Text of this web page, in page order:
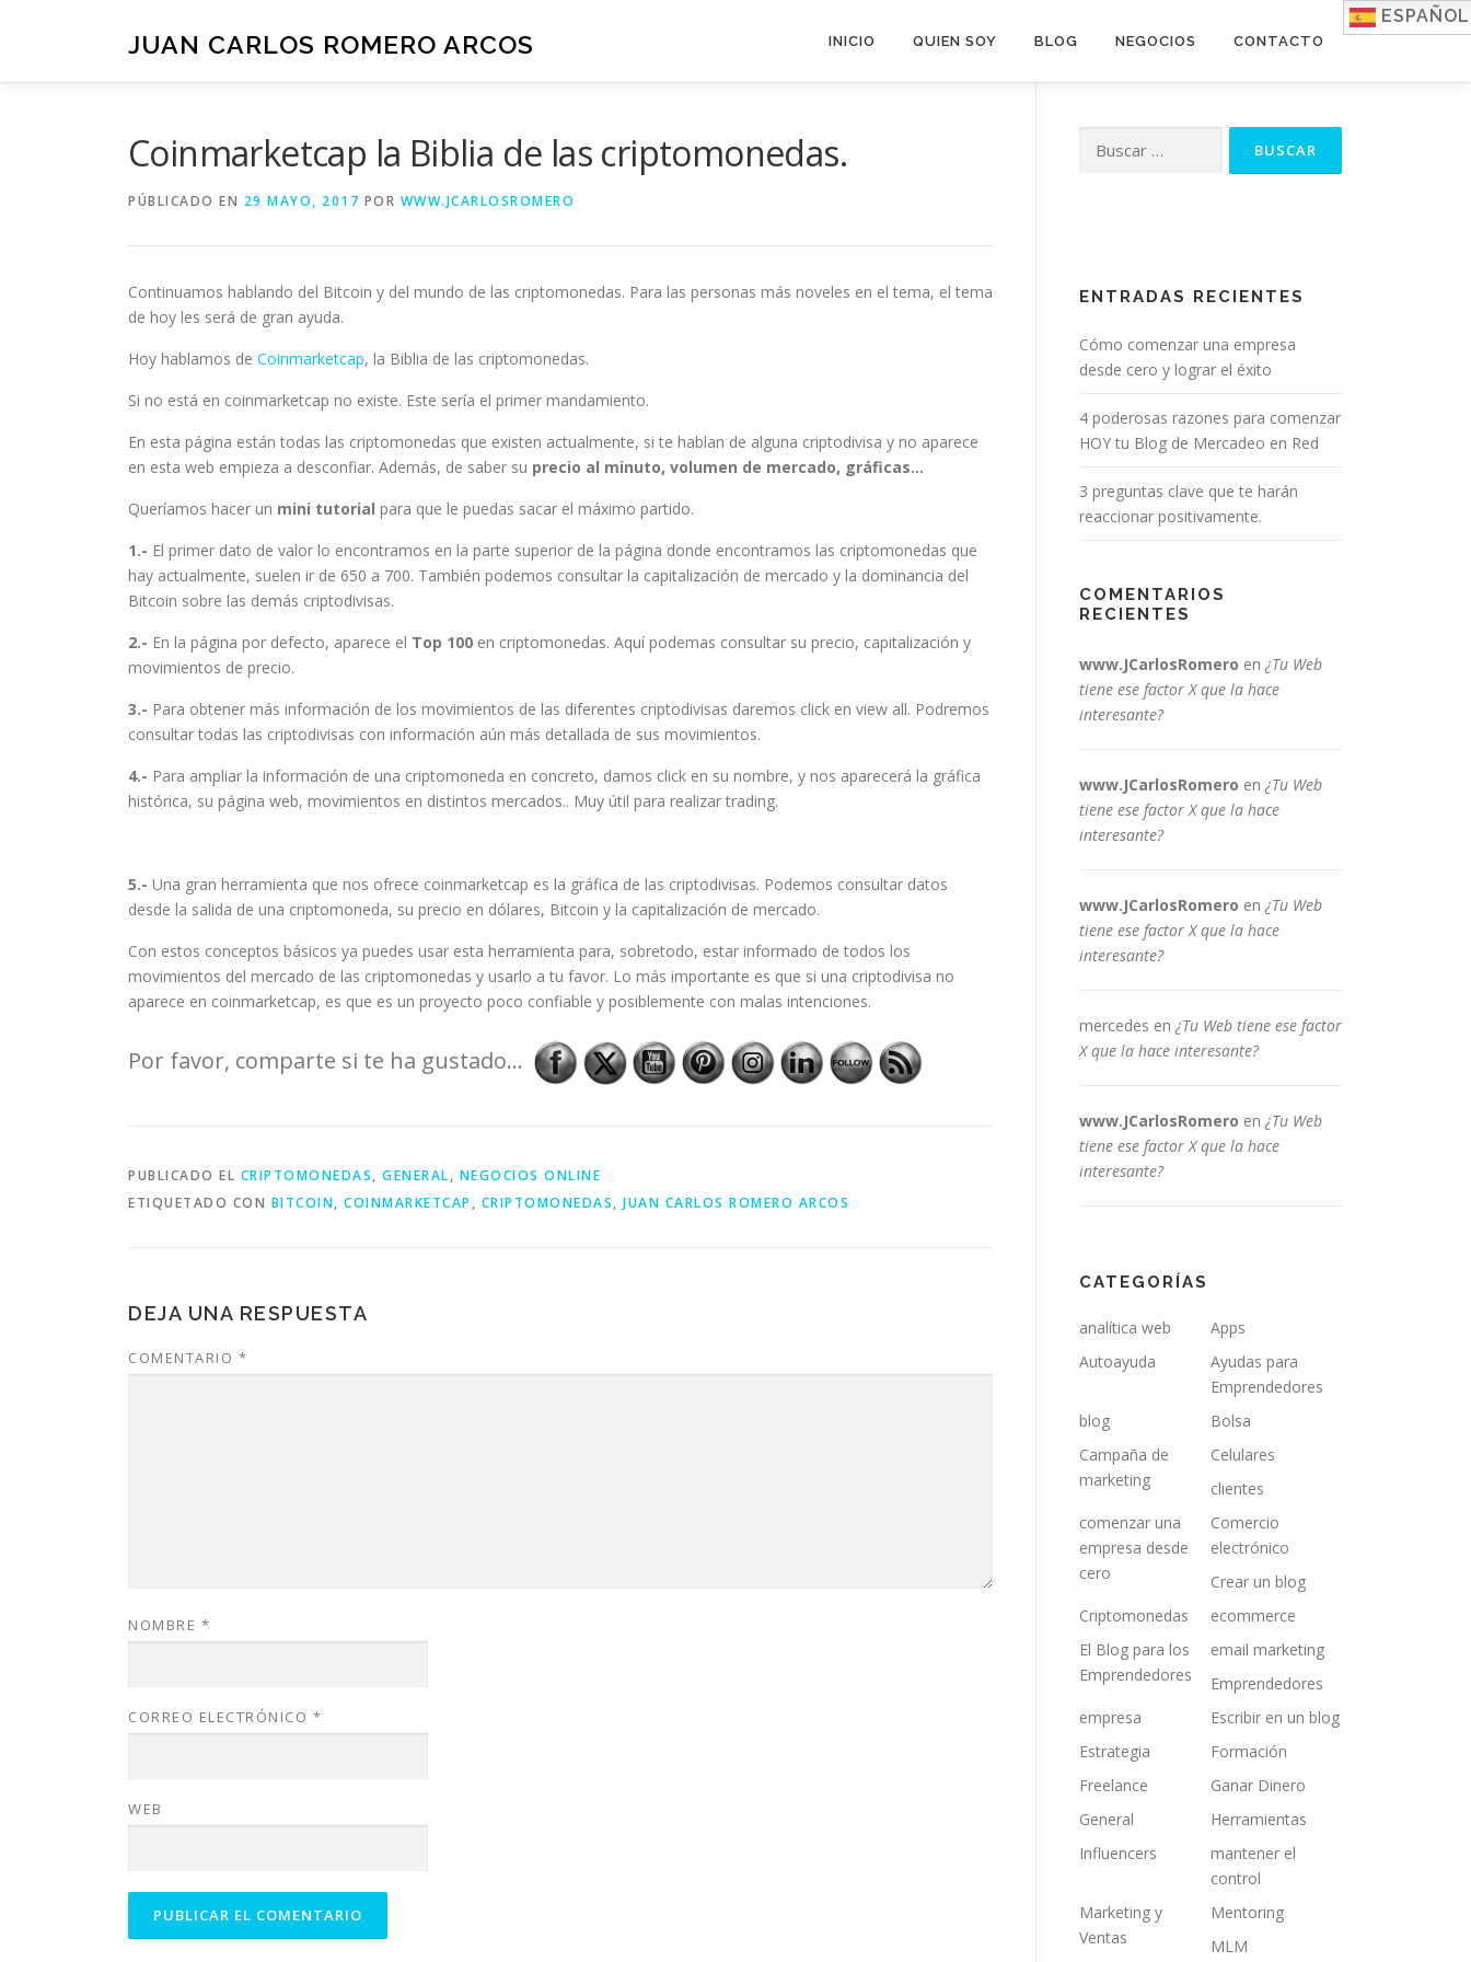
JUAN CARLOS ROMERO ARCOS INICIO QUIEN SOY BLOG NEGOCIOS CONTACTO
ESPAÑOL
Coinmarketcap la Biblia de las criptomonedas.
PÚBLICADO EN 29 MAYO, 2017 POR WWW.JCARLOSROMERO
Continuamos hablando del Bitcoin y del mundo de las criptomonedas. Para las personas más noveles en el tema, el tema
de hoy les será de gran ayuda.
Hoy hablamos de Coinmarketcap, la Biblia de las criptomonedas.
Si no está en coinmarketcap no existe. Este sería el primer mandamiento.
En esta página están todas las criptomonedas que existen actualmente, si te hablan de alguna criptodivisa y no aparece
en esta web empieza a desconfiar. Además, de saber su precio al minuto, volumen de mercado, gráficas…
Queríamos hacer un mini tutorial para que le puedas sacar el máximo partido.
1.- El primer dato de valor lo encontramos en la parte superior de la página donde encontramos las criptomonedas que
hay actualmente, suelen ir de 650 a 700. También podemos consultar la capitalización de mercado y la dominancia del
Bitcoin sobre las demás criptodivisas.
2.- En la página por defecto, aparece el Top 100 en criptomonedas. Aquí podemas consultar su precio, capitalización y
movimientos de precio.
3.- Para obtener más información de los movimientos de las diferentes criptodivisas daremos click en view all. Podremos
consultar todas las criptodivisas con información aún más detallada de sus movimientos.
4.- Para ampliar la información de una criptomoneda en concreto, damos click en su nombre, y nos aparecerá la gráfica
histórica, su página web, movimientos en distintos mercados.. Muy útil para realizar trading.
5.- Una gran herramienta que nos ofrece coinmarketcap es la gráfica de las criptodivisas. Podemos consultar datos
desde la salida de una criptomoneda, su precio en dólares, Bitcoin y la capitalización de mercado.
Con estos conceptos básicos ya puedes usar esta herramienta para, sobretodo, estar informado de todos los
movimientos del mercado de las criptomonedas y usarlo a tu favor. Lo más importante es que si una criptodivisa no
aparece en coinmarketcap, es que es un proyecto poco confiable y posiblemente con malas intenciones.
Por favor, comparte si te ha gustado...
PUBLICADO EL CRIPTOMONEDAS, GENERAL, NEGOCIOS ONLINE
ETIQUETADO CON BITCOIN, COINMARKETCAP , CRIPTOMONEDAS, JUAN CARLOS ROMERO ARCOS
DEJA UNA RESPUESTA
COMENTARIO *
NOMBRE *
CORREO ELECTRÓNICO *
WEB
ENTRADAS RECIENTES
Cómo comenzar una empresa
desde cero y lograr el éxito
4 poderosas razones para comenzar
HOY tu Blog de Mercadeo en Red
3 preguntas clave que te harán
reaccionar positivamente.
COMENTARIOS
RECIENTES
www.JCarlosRomero en ¿Tu Web
tiene ese factor X que la hace
interesante?
www.JCarlosRomero en ¿Tu Web
tiene ese factor X que la hace
interesante?
www.JCarlosRomero en ¿Tu Web
tiene ese factor X que la hace
interesante?
mercedes en ¿Tu Web tiene ese factor
X que la hace interesante?
www.JCarlosRomero en ¿Tu Web
tiene ese factor X que la hace
interesante?
CATEGORÍAS
analítica web
Apps
Autoayuda
Ayudas para
Emprendedores
blog
Bolsa
Campaña de
marketing
Celulares
clientes
comenzar una
empresa desde
cero
Comercio
electrónico
Crear un blog
Criptomonedas
ecommerce
El Blog para los
Emprendedores
email marketing
Emprendedores
empresa
Escribir en un blog
Estrategia
Formación
Freelance
Ganar Dinero
General
Herramientas
Influencers
mantener el
control
Marketing y
Ventas
Mentoring
MLM